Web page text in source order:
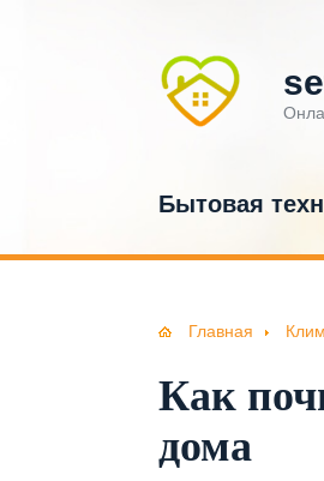
Бытовая
Главная
Как
дома